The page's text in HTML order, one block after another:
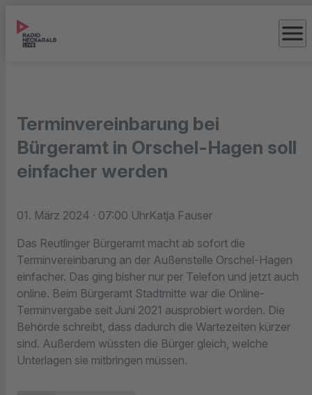
menu
Terminvereinbarung bei
Bürgeramt in Orschel-Hagen soll
einfacher werden
01. März 2024 · 07:00 UhrKatja Fauser
Das Reutlinger Bürgeramt macht ab sofort die
Terminvereinbarung an der Außenstelle Orschel-Hagen
einfacher. Das ging bisher nur per Telefon und jetzt auch
online. Beim Bürgeramt Stadtmitte war die Online-
Terminvergabe seit Juni 2021 ausprobiert worden. Die
Behörde schreibt, dass dadurch die Wartezeiten kürzer
sind. Außerdem wüssten die Bürger gleich, welche
Unterlagen sie mitbringen müssen.